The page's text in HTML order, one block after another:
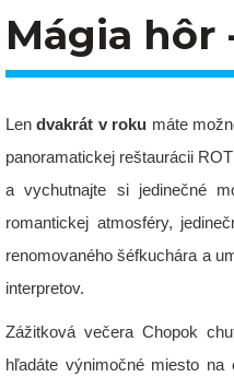
Mágia
Lendvakrát v roku máte
panoramatickej reštaurácii
a vychutnajte si jedinečné
romantickej atmosféry,
renomovaného šéfkuchára a
interpretov.
Zážitková večera Chopok
hľadáte výnimočné miesto